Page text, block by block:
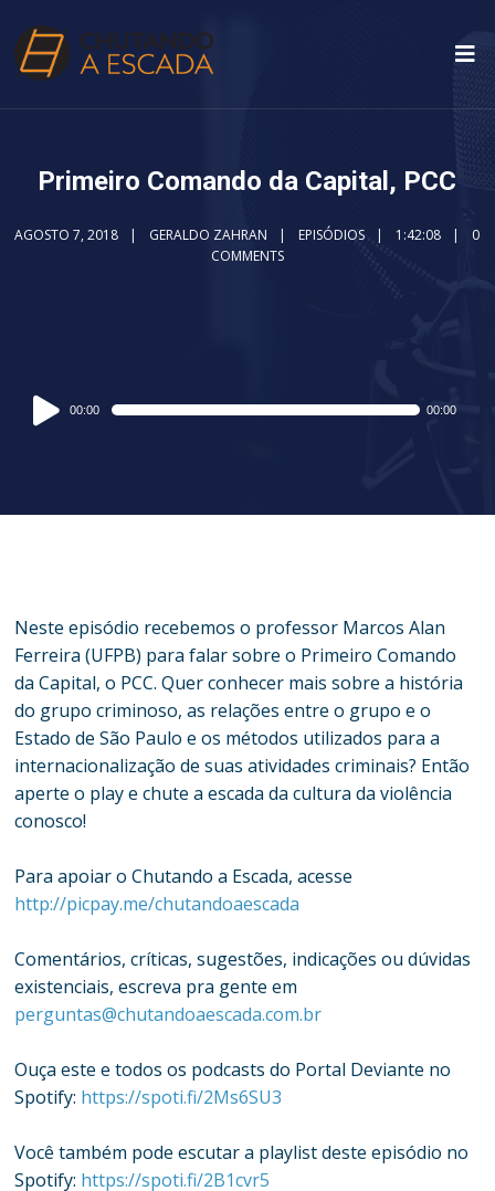
Primeiro Comando da Capital, PCC
AGOSTO 7, 2018 GERALDO ZAHRAN EPISÓDIOS 1:42:08
0
COMMENTS
Audio
Player
00:00 00:00
Neste episódio recebemos o professor Marcos Alan
Ferreira (UFPB) para falar sobre o Primeiro Comando
da Capital, o PCC. Quer conhecer mais sobre a história
do grupo criminoso, as relações entre o grupo e o
Estado de São Paulo e os métodos utilizados para a
internacionalização de suas atividades criminais? Então
aperte o play e chute a escada da cultura da violência
conosco!
Para apoiar o Chutando a Escada, acesse
http://picpay.me/chutandoaescada
Comentários, críticas, sugestões, indicações ou dúvidas
existenciais, escreva pra gente em
perguntas@chutandoaescada.com.br
Ouça este e todos os podcasts do Portal Deviante no
Spotify: https://spoti.fi/2Ms6SU3
Você também pode escutar a playlist deste episódio no
Spotify: https://spoti.fi/2B1cvr5